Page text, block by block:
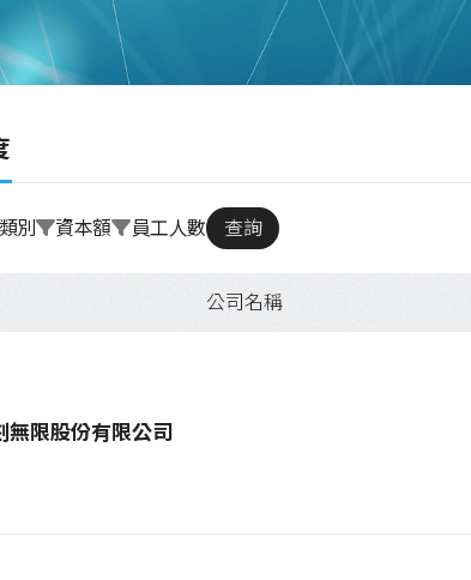
別 資本額 員工人數 查詢
公司名稱
無限股份有限公司